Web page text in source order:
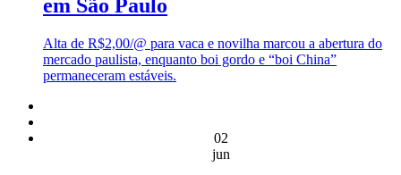
em São Paulo
Alta de R$2,00/@ para vaca e novilha marcou a abertura do
mercado paulista, enquanto boi gordo e “boi China”
permaneceram estáveis.
02
jun